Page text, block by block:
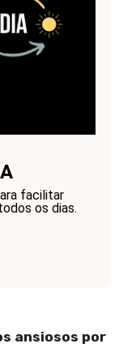
facilitar
os dias.
ansiosos por